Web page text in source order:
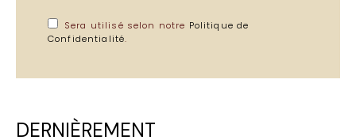
Sera utilisé selon notre Politique de
Confidentialité.
DERNIÈREMENT